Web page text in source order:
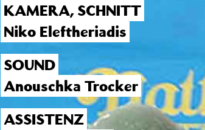
KAMERA, SCHNITT
Niko Eleftheriadis
SOUND
Anouschka Trocker
ASSISTENZ